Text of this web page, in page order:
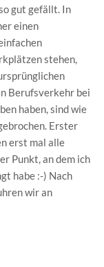
gut gefällt. In
einen
stehen,
Berufsverkehr bei
haben, sind wie
Erster
erst mal alle
Punkt, an dem ich
habe :-) Nach
wir an